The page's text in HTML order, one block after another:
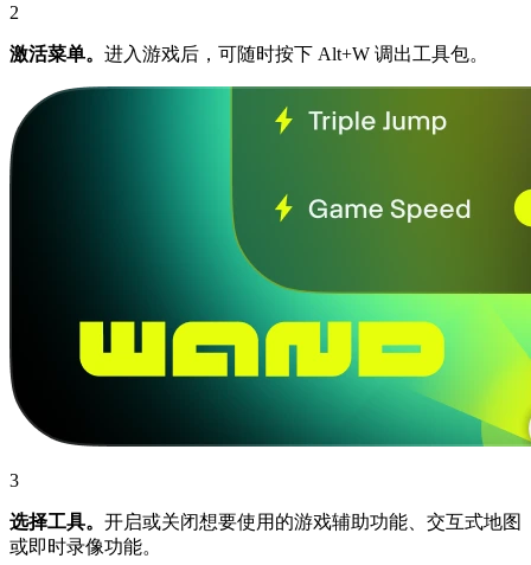
2
激活菜单。 进入游戏后，可随时按下 Alt+W 调出工具包。
3
选择工具。 开启或关闭想要使用的游戏辅助功能、交互式地图
或即时录像功能。